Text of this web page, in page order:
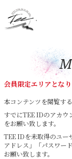
会員限定エリアとな
本コンテンツを閲覧す
すでにTEE IDのアカウ
をお願い致します。
TEE IDを未取得のユー
アドレス」「パスワー
お願い致します。